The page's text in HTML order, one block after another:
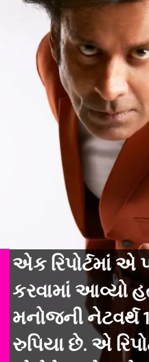
એક રિપોર્ટમાં એ
કરવામાં આવ્યો
મનોજની નેટવર્થ
રુપિયા છે. એ